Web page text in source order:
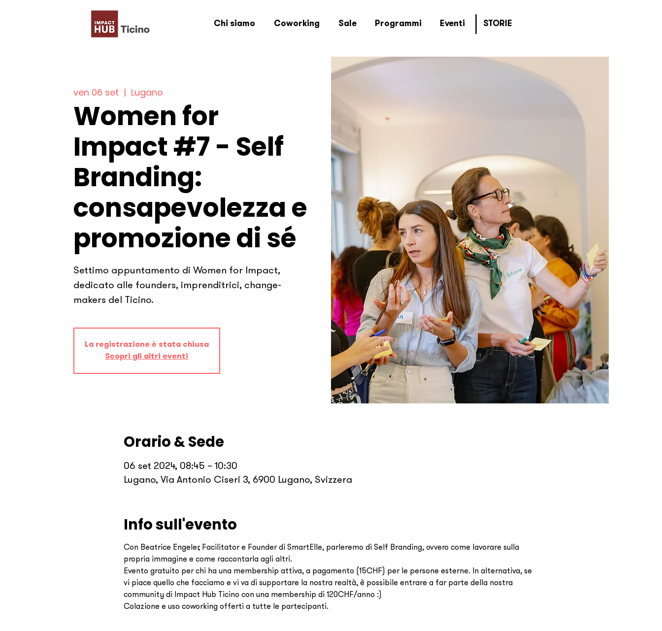
Chi siamo Coworking Sale Programmi Eventi STORIE
ven 06 set
  |
Lugano
Women for
Impact #7 - Self
Branding:
consapevolezza e
promozione di sé
Settimo appuntamento di Women for Impact,
dedicato alle founders, imprenditrici, change-
makers del Ticino.
La registrazione è stata chiusa
Scopri gli altri eventi
Orario & Sede
06 set 2024, 08:45 – 10:30
Lugano, Via Antonio Ciseri 3, 6900 Lugano, Svizzera
Info sull'evento
Con Beatrice Engeler, Facilitator e Founder di SmartElle, parleremo di Self Branding, ovvero come lavorare sulla
propria immagine e come raccontarla agli altri.
Evento gratuito per chi ha una membership attiva, a pagamento (15CHF) per le persone esterne. In alternativa, se
vi piace quello che facciamo e vi va di supportare la nostra realtà, è possibile entrare a far parte della nostra
community di Impact Hub Ticino con una membership di 120CHF/anno :)
Colazione e uso coworking offerti a tutte le partecipanti.